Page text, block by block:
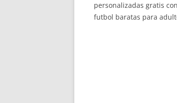
personalizadas gratis
futbol baratas para